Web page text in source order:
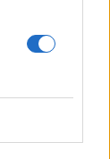
magad
a fényre